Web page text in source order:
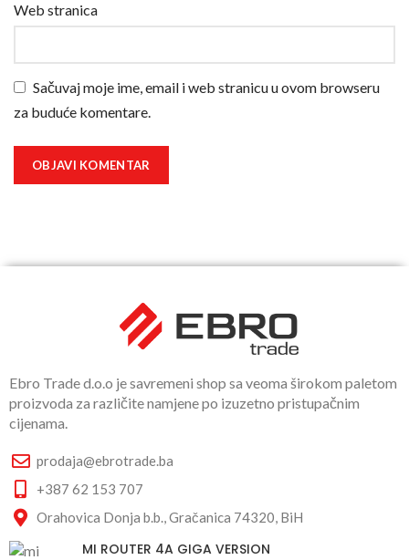
Web stranica
Sačuvaj moje ime, email i web stranicu u ovom browseru
za buduće komentare.
Ebro Trade d.o.o je savremeni shop sa veoma širokom paletom
proizvoda za različite namjene po izuzetno pristupačnim
cijenama.
prodaja@ebrotrade.ba
+387 62 153 707
Orahovica Donja b.b., Gračanica 74320, BiH
MI ROUTER 4A GIGA VERSION